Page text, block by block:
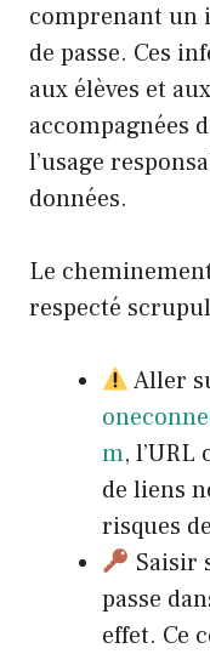
comprenant un
de passe. Ces
aux élèves et
accompagnées
l’usage
données.
Le
respecté
Aller
m,
de liens
risques
Saisir
passe
effet. Ce